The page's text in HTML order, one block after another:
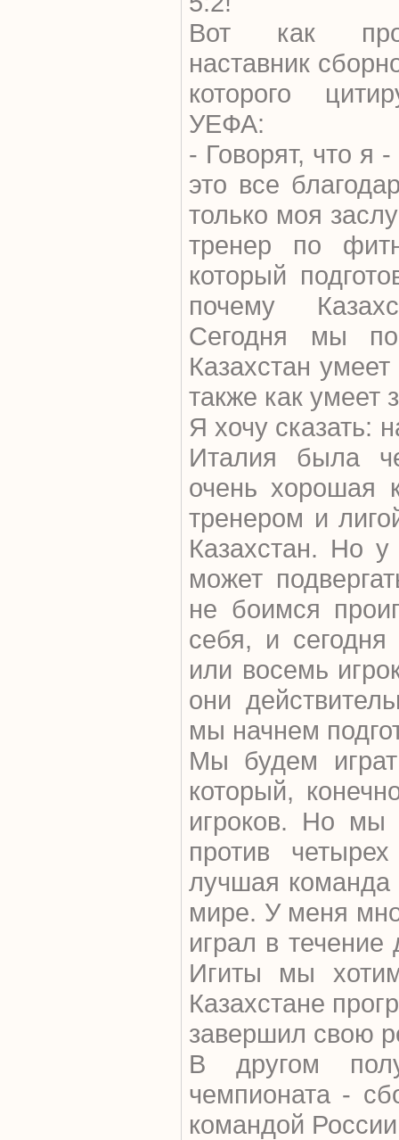
Вот как
наставник
которого
УЕФА:
- Говорят, что я
это все
только моя
тренер по
который
почему
Сегодня мы
Казахстан
также как умеет
Я хочу сказать:
Италия была
очень хорошая
тренером и
Казахстан. Но
может
не боимся
себя, и
или восемь
они
мы начнем
Мы будем
который,
игроков. Но мы
против
лучшая команда
мире. У меня
играл в
Игиты мы
Казахстане
завершил свою
В другом
чемпионата -
командой